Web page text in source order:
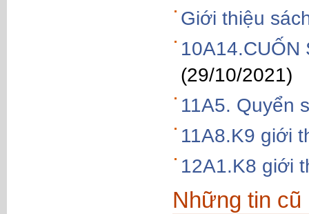
Giới thiệu
10A14.CUỐN
(29/10/2021)
11A5. Quyển
11A8.K9 giới
12A1.K8 giới
Những tin cũ